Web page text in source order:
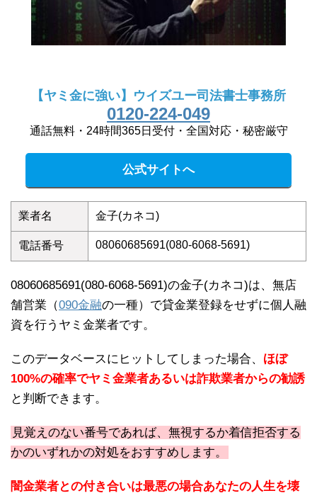
【ヤミ金に強い】ウイズユー司法書士事務所
0120-224-049
通話無料・24時間365日受付・全国対応・秘密厳守
公式サイトへ
業者名 金子(カネコ)
電話番号 08060685691(080-6068-5691)
08060685691(080-6068-5691)の金子(カネコ)は、無店
舗営業（090金融の一種）で貸金業登録をせずに個人融
資を行うヤミ金業者です。
このデータベースにヒットしてしまった場合、 ほぼ
100%の確率でヤミ金業者あるいは詐欺業者からの勧誘
と判断できます。
見覚えのない番号であれば、無視するか着信拒否する
かのいずれかの対処をおすすめします。
闇金業者との付き合いは最悪の場合あなたの人生を壊